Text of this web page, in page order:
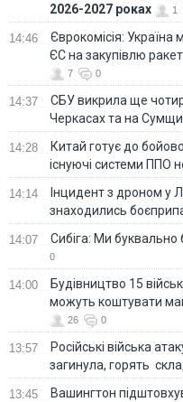
2026-2027 роках
1
14:46
Єврокомісія:
ЄС на закупівлю
7 0
14:37
СБУ викрила ще
Черкасах та на
14:28
Китай готує до
існуючі системи ППО
14:14
Інцидент з дроном у
знаходились
14:07 Сибіга: Ми буквально
0
14:00
Будівництво 15
можуть коштувати
26 0
13:57
Російські війська
загинула, горять
13:45
Вашингтон